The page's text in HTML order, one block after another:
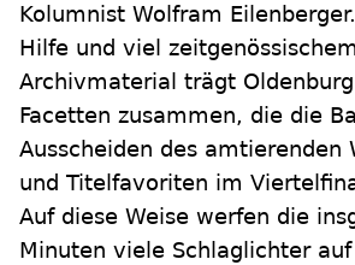
Kolumnist Wolfram
Hilfe und viel zeitgenössischem
Archivmaterial trägt
Facetten zusammen, die die
Ausscheiden des amtierenden
und Titelfavoriten im
Auf diese Weise werfen die
Minuten viele Schlaglichter